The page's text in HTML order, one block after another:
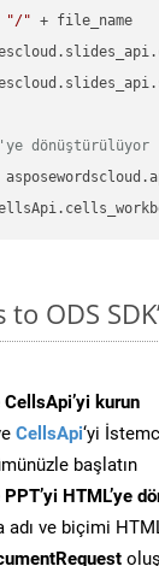
"/" + file_name
dönüştürülüyor
to ODS
kurun
CellsApi‘yi
başlatın
HTML’ye
adı ve biçimi